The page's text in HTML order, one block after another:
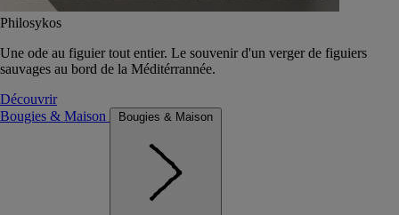
Philosykos
Une ode au figuier tout entier. Le souvenir d'un verger de figuiers
sauvages au bord de la Méditérrannée.
Découvrir
Bougies & Maison
Bougies & Maison